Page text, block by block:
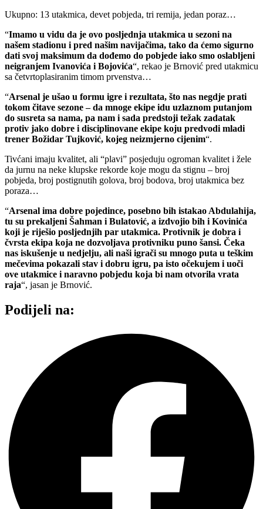
Ukupno: 13 utakmica, devet pobjeda, tri remija, jedan poraz…
“Imamo u vidu da je ovo posljednja utakmica u sezoni na
našem stadionu i pred našim navijačima, tako da ćemo sigurno
dati svoj maksimum da dođemo do pobjede iako smo oslabljeni
neigranjem Ivanovića i Bojovića“, rekao je Brnović pred utakmicu
sa četvrtoplasiranim timom prvenstva…
“Arsenal je ušao u formu igre i rezultata, što nas negdje prati
tokom čitave sezone – da mnoge ekipe idu uzlaznom putanjom
do susreta sa nama, pa nam i sada predstoji težak zadatak
protiv jako dobre i disciplinovane ekipe koju predvodi mladi
trener Božidar Tujković, kojeg neizmjerno cijenim“.
Tivćani imaju kvalitet, ali “plavi” posjeduju ogroman kvalitet i žele
da jurnu na neke klupske rekorde koje mogu da stignu – broj
pobjeda, broj postignutih golova, broj bodova, broj utakmica bez
poraza…
“Arsenal ima dobre pojedince, posebno bih istakao Abdulahija,
tu su prekaljeni Šahman i Bulatović, a izdvojio bih i Kovinića
koji je riješio posljednjih par utakmica. Protivnik je dobra i
čvrsta ekipa koja ne dozvoljava protivniku puno šansi. Čeka
nas iskušenje u nedjelju, ali naši igrači su mnogo puta u teškim
mečevima pokazali stav i dobru igru, pa isto očekujem i uoči
ove utakmice i naravno pobjedu koja bi nam otvorila vrata
raja“, jasan je Brnović.
Podijeli na: